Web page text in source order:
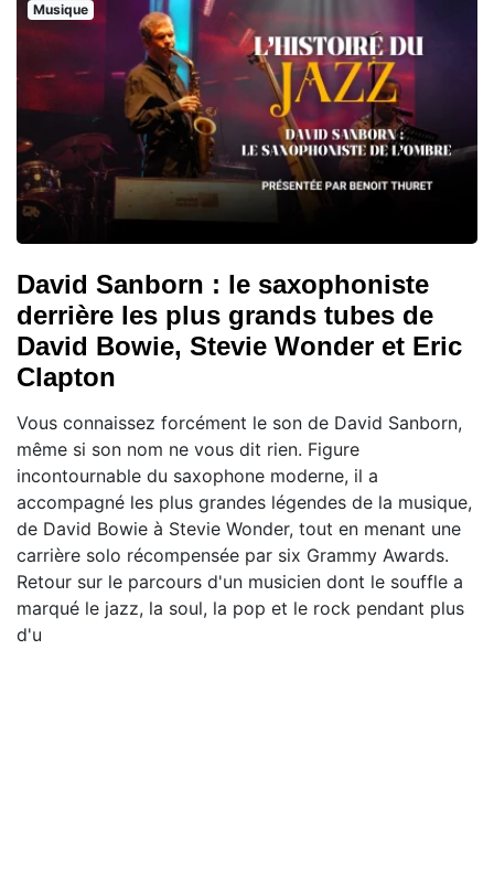
Musique
David Sanborn : le saxophoniste
derrière les plus grands tubes de
David Bowie, Stevie Wonder et Eric
Clapton
Vous connaissez forcément le son de David Sanborn,
même si son nom ne vous dit rien. Figure
incontournable du saxophone moderne, il a
accompagné les plus grandes légendes de la musique,
de David Bowie à Stevie Wonder, tout en menant une
carrière solo récompensée par six Grammy Awards.
Retour sur le parcours d'un musicien dont le souffle a
marqué le jazz, la soul, la pop et le rock pendant plus
d'u